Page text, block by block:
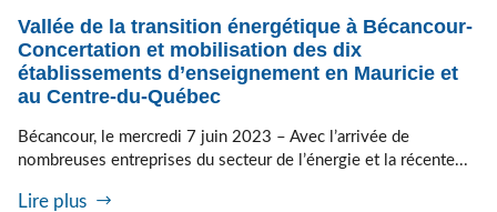
Vallée de la transition énergétique à Bécancour-
Concertation et mobilisation des dix
établissements d’enseignement en Mauricie et
au Centre-du-Québec
Bécancour, le mercredi 7 juin 2023 – Avec l’arrivée de
nombreuses entreprises du secteur de l’énergie et la récente...
Lire plus